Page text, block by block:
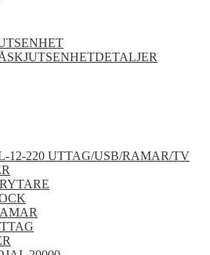
12-220 UTTAG/USB/RAMAR/TV